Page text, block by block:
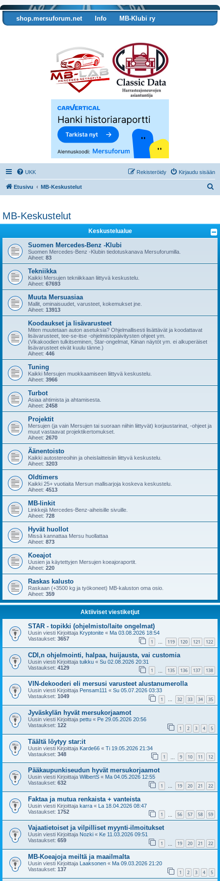
shop.mersuforum.net Info
MB-Klubi ry
UKK Kirjaudu sisään
Rekisteröidy
Etusivu MB-Keskustelut
MB-Keskustelut
Keskustelualue
Suomen Mercedes-Benz -Klubi
Suomen Mercedes-Benz -Klubin tiedotuskanava Mersuforumilla.
Aiheet: 83
Tekniikka
Kaikki Mersujen tekniikkaan liittyvä keskustelu.
Aiheet: 67693
Muuta Mersuasiaa
Mallit, ominaisuudet, varusteet, kokemukset jne.
Aiheet: 13913
Koodaukset ja lisävarusteet
Miten muutetaan auton asetuksia? Ohjelmallisesti lisättävät ja koodattavat
lisävarusteet, tee-se-itse -ohjelmistopäivitysten ohjeet ym.
(Vikakoodien tulkitseminen, Star-ongelmat, Kiinan näytöt ym. ei alkuperäiset
lisävarusteet eivät kuulu tänne.)
Aiheet: 446
Tuning
Kaikki Mersujen muokkaamiseen liittyvä keskustelu.
Aiheet: 3966
Turbot
Asiaa ahtimista ja ahtamisesta.
Aiheet: 2458
Projektit
Mersujen (ja vain Mersujen tai suoraan niihin liittyvät) korjaustarinat, -ohjeet ja
muut vastaavat projektikertomukset.
Aiheet: 2670
Äänentoisto
Kaikki autostereoihin ja oheislaitteisiin liittyvä keskustelu.
Aiheet: 3203
Oldtimers
Kaikki 25+ vuotiaita Mersun mallisarjoja koskeva keskustelu.
Aiheet: 4513
MB-linkit
Linkkejä Mercedes-Benz-aiheisille sivuille.
Aiheet: 728
Hyvät huollot
Missä kannattaa Mersu huollattaa
Aiheet: 873
Koeajot
Uusien ja käytettyjen Mersujen koeajoraportit.
Aiheet: 220
Raskas kalusto
Raskaan (+3500 kg ja työkoneet) MB-kaluston oma osio.
Aiheet: 359
Aktiiviset viestiketjut
STAR - topikki (ohjelmisto/laite ongelmat)
Uusin viesti Kirjoittaja Kryptonite « Ma 03.08.2026 18:54
Vastaukset: 3657 1 … 119 120 121 122
CDI,n ohjelmointi, halpaa, huijausta, vai customia
Uusin viesti Kirjoittaja tuikku « Su 02.08.2026 20:31
Vastaukset: 4129 1 135 136 137 138
VIN-dekooderi eli mersusi varusteet alustanumerolla
Uusin viesti Kirjoittaja Pensam111 « Su 05.07.2026 03:33
Vastaukset: 1049 1 … 32 33 34 35
Jyväskylän hyvät mersukorjaamot
Uusin viesti Kirjoittaja pettu « Pe 29.05.2026 20:56
Vastaukset: 122 1 2 3 4 5
Täältä löytyy star:it
Uusin viesti Kirjoittaja Karde66 « Ti 19.05.2026 21:34
Vastaukset: 348 1 9 10 11 12
Pääkaupunkiseudun hyvät mersukorjaamot
Uusin viesti Kirjoittaja WilbertS « Ma 04.05.2026 12:55
Vastaukset: 632 1 … 19 20 21 22
Faktaa ja mutua renkaista + vanteista
Uusin viesti Kirjoittaja karra « La 18.04.2026 08:47
Vastaukset: 1752 1 56 57 58 59
Vajaatietoiset ja vilpilliset myynti-ilmoitukset
Uusin viesti Kirjoittaja Nozki « Ke 11.03.2026 09:51
Vastaukset: 659 1 19 20 21 22
MB-Koeajoja meiltä ja maailmalta
Uusin viesti Kirjoittaja Laaksonen « Ma 09.03.2026 21:20
Vastaukset: 137 1 2 3 4 5